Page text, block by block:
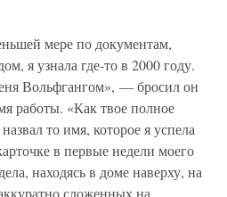
мере по документам,
я узнала где-то в 2000 году.
Вольфгангом», — бросил он
работы. «Как твое полное
то имя, которое я успела
в первые недели моего
находясь в доме наверху, на
сложенных на